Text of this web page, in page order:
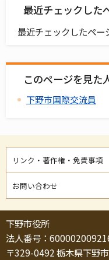
最近チェックした
最近チェックしたペー
このページを見た
下野市国際交流員
リンク・著作権・免責事項
お問い合わせ
下野市役所
法人番号：
〒329-0492 栃木県下野